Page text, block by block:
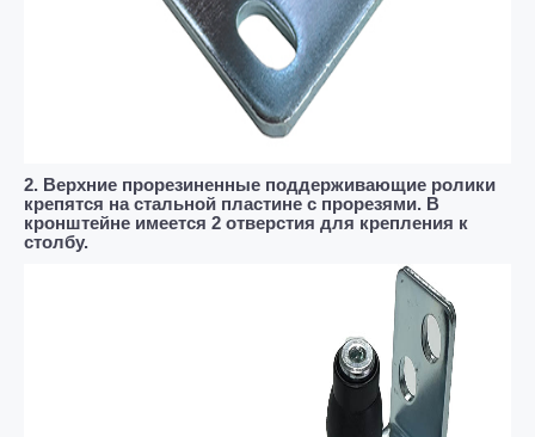
2. Верхние прорезиненные поддерживающие ролики
крепятся на стальной пластине с прорезями. В
кронштейне имеется 2 отверстия для крепления к
столбу.